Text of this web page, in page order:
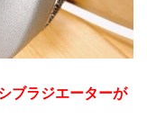
ブラジエーターが